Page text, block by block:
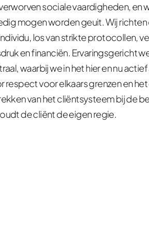
sociale vaardigheden, en
mogen worden geuit. Wij richten
los van strikte protocollen,
en financiën. Ervaringsgericht
waarbij we in het hier en nu
respect voor elkaars grenzen en
van het cliëntsysteem bij de
de cliënt de eigen regie.